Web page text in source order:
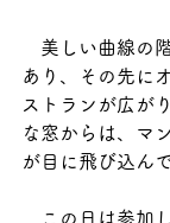
美しい曲線の
あり、その先に
ストランが広が
な窓からは、マ
が目に飛び込ん
この日は参加